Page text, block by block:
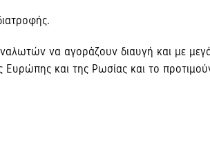
να αγοράζουν διαυγή και με
Ευρώπης και της Ρωσίας και το